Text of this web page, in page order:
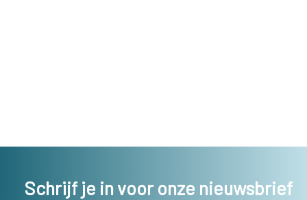
Schrijf je in voor onze nieuwsbrief